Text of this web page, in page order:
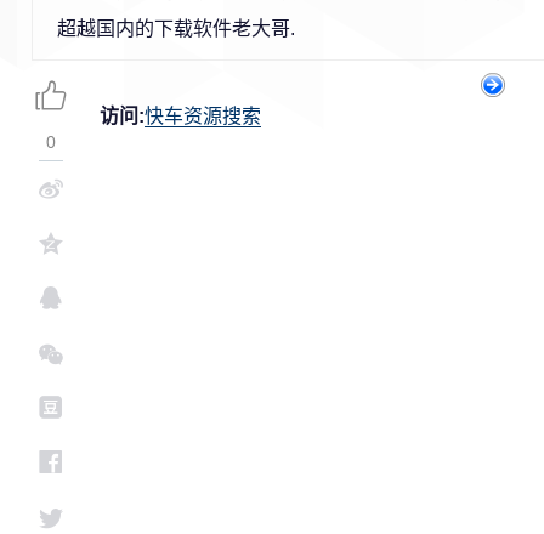
超越国内的下载软件老大哥.
访问:快车资源搜索
0